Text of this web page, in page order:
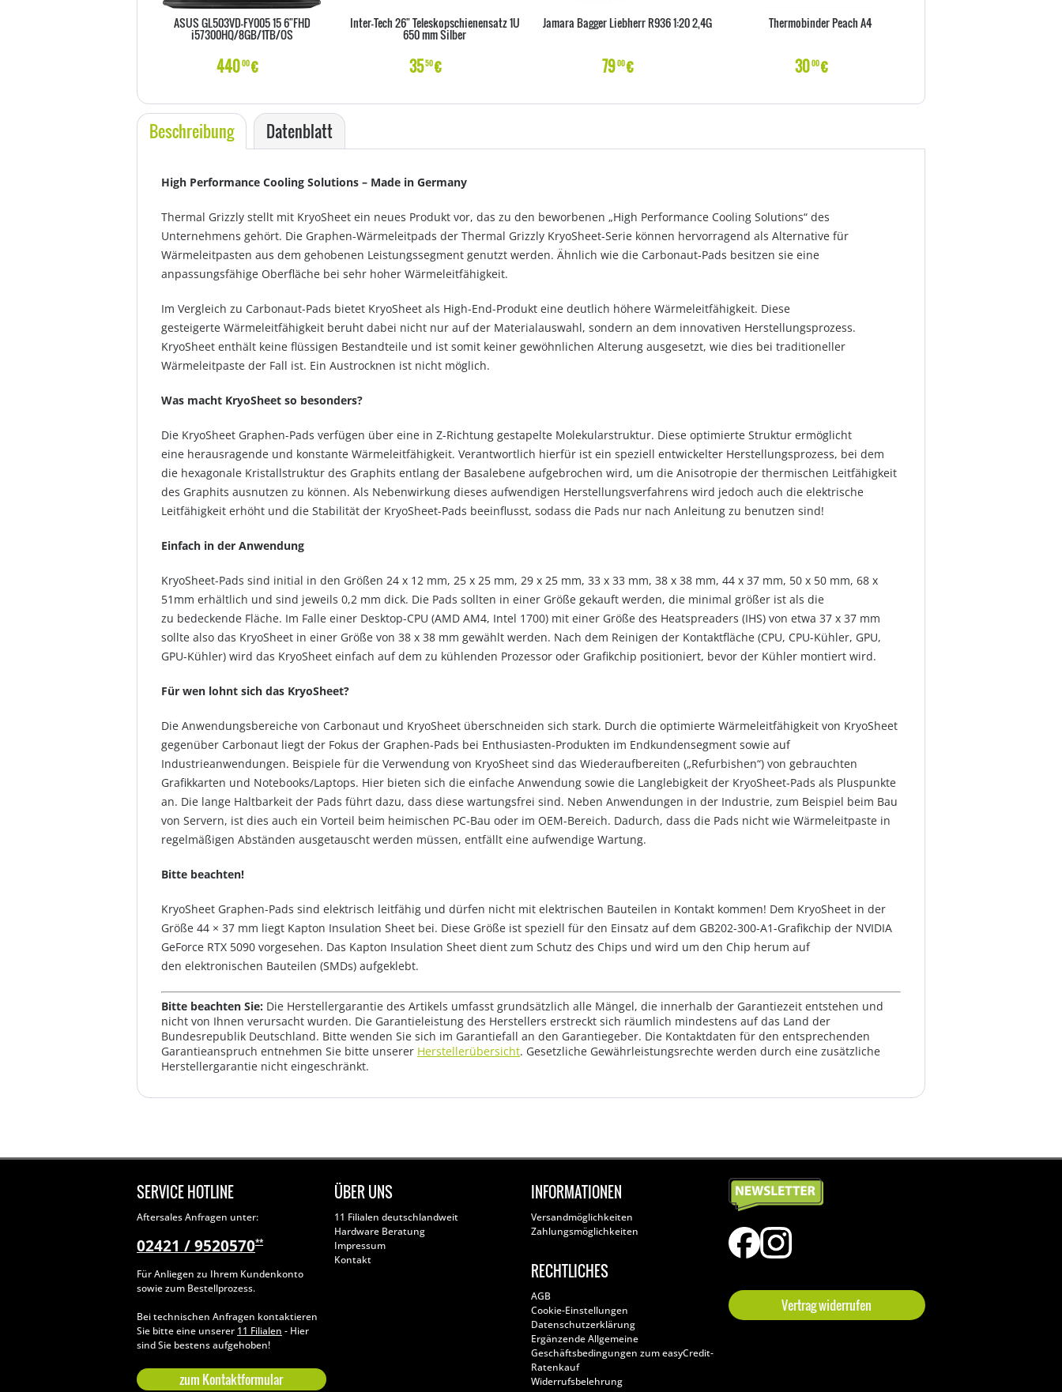
ASUS GL503VD-FY005 15 6"FHD
i57300HQ/8GB/1TB/OS
44000€
Inter-Tech 26" Teleskopschienensatz 1U
650 mm Silber
3550€
Jamara Bagger Liebherr R936 1:20 2,4G
7900€
Thermobinder Peach A4
3000€
Beschreibung Datenblatt
High Performance Cooling Solutions – Made in Germany
Thermal Grizzly stellt mit KryoSheet ein neues Produkt vor, das zu den beworbenen „High Performance Cooling Solutions“ des
Unternehmens gehört. Die Graphen-Wärmeleitpads der Thermal Grizzly KryoSheet-Serie können hervorragend als Alternative für
Wärmeleitpasten aus dem gehobenen Leistungssegment genutzt werden. Ähnlich wie die Carbonaut-Pads besitzen sie eine
anpassungsfähige Oberfläche bei sehr hoher Wärmeleitfähigkeit.
Im Vergleich zu Carbonaut-Pads bietet KryoSheet als High-End-Produkt eine deutlich höhere Wärmeleitfähigkeit. Diese
gesteigerte Wärmeleitfähigkeit beruht dabei nicht nur auf der Materialauswahl, sondern an dem innovativen Herstellungsprozess.
KryoSheet enthält keine flüssigen Bestandteile und ist somit keiner gewöhnlichen Alterung ausgesetzt, wie dies bei traditioneller
Wärmeleitpaste der Fall ist. Ein Austrocknen ist nicht möglich.
Was macht KryoSheet so besonders?
Die KryoSheet Graphen-Pads verfügen über eine in Z-Richtung gestapelte Molekularstruktur. Diese optimierte Struktur ermöglicht
eine herausragende und konstante Wärmeleitfähigkeit. Verantwortlich hierfür ist ein speziell entwickelter Herstellungsprozess, bei dem
die hexagonale Kristallstruktur des Graphits entlang der Basalebene aufgebrochen wird, um die Anisotropie der thermischen Leitfähigkeit
des Graphits ausnutzen zu können. Als Nebenwirkung dieses aufwendigen Herstellungsverfahrens wird jedoch auch die elektrische
Leitfähigkeit erhöht und die Stabilität der KryoSheet-Pads beeinflusst, sodass die Pads nur nach Anleitung zu benutzen sind!
Einfach in der Anwendung
KryoSheet-Pads sind initial in den Größen 24 x 12 mm, 25 x 25 mm, 29 x 25 mm, 33 x 33 mm, 38 x 38 mm, 44 x 37 mm, 50 x 50 mm, 68 x
51mm erhältlich und sind jeweils 0,2 mm dick. Die Pads sollten in einer Größe gekauft werden, die minimal größer ist als die
zu bedeckende Fläche. Im Falle einer Desktop-CPU (AMD AM4, Intel 1700) mit einer Größe des Heatspreaders (IHS) von etwa 37 x 37 mm
sollte also das KryoSheet in einer Größe von 38 x 38 mm gewählt werden. Nach dem Reinigen der Kontaktfläche (CPU, CPU-Kühler, GPU,
GPU-Kühler) wird das KryoSheet einfach auf dem zu kühlenden Prozessor oder Grafikchip positioniert, bevor der Kühler montiert wird.
Für wen lohnt sich das KryoSheet?
Die Anwendungsbereiche von Carbonaut und KryoSheet überschneiden sich stark. Durch die optimierte Wärmeleitfähigkeit von KryoSheet
gegenüber Carbonaut liegt der Fokus der Graphen-Pads bei Enthusiasten-Produkten im Endkundensegment sowie auf
Industrieanwendungen. Beispiele für die Verwendung von KryoSheet sind das Wiederaufbereiten („Refurbishen“) von gebrauchten
Grafikkarten und Notebooks/Laptops. Hier bieten sich die einfache Anwendung sowie die Langlebigkeit der KryoSheet-Pads als Pluspunkte
an. Die lange Haltbarkeit der Pads führt dazu, dass diese wartungsfrei sind. Neben Anwendungen in der Industrie, zum Beispiel beim Bau
von Servern, ist dies auch ein Vorteil beim heimischen PC-Bau oder im OEM-Bereich. Dadurch, dass die Pads nicht wie Wärmeleitpaste in
regelmäßigen Abständen ausgetauscht werden müssen, entfällt eine aufwendige Wartung.
Bitte beachten!
KryoSheet Graphen-Pads sind elektrisch leitfähig und dürfen nicht mit elektrischen Bauteilen in Kontakt kommen! Dem KryoSheet in der
Größe 44 × 37 mm liegt Kapton Insulation Sheet bei. Diese Größe ist speziell für den Einsatz auf dem GB202-300-A1-Grafikchip der NVIDIA
GeForce RTX 5090 vorgesehen. Das Kapton Insulation Sheet dient zum Schutz des Chips und wird um den Chip herum auf
den elektronischen Bauteilen (SMDs) aufgeklebt.
Bitte beachten Sie: Die Herstellergarantie des Artikels umfasst grundsätzlich alle Mängel, die innerhalb der Garantiezeit entstehen und
nicht von Ihnen verursacht wurden. Die Garantieleistung des Herstellers erstreckt sich räumlich mindestens auf das Land der
Bundesrepublik Deutschland. Bitte wenden Sie sich im Garantiefall an den Garantiegeber. Die Kontaktdaten für den entsprechenden
Garantieanspruch entnehmen Sie bitte unserer Herstellerübersicht. Gesetzliche Gewährleistungsrechte werden durch eine zusätzliche
Herstellergarantie nicht eingeschränkt.
SERVICE HOTLINE
Aftersales Anfragen unter:
02421 / 9520570**
Für Anliegen zu Ihrem Kundenkonto
sowie zum Bestellprozess.
Bei technischen Anfragen kontaktieren
Sie bitte eine unserer 11 Filialen - Hier
sind Sie bestens aufgehoben!
zum Kontaktformular
ÜBER UNS
11 Filialen deutschlandweit
Hardware Beratung
Impressum
Kontakt
INFORMATIONEN
Versandmöglichkeiten
Zahlungsmöglichkeiten
RECHTLICHES
AGB
Cookie-Einstellungen
Datenschutzerklärung
Ergänzende Allgemeine
Geschäftsbedingungen zum easyCredit-
Ratenkauf
Widerrufsbelehrung
Vertrag widerrufen